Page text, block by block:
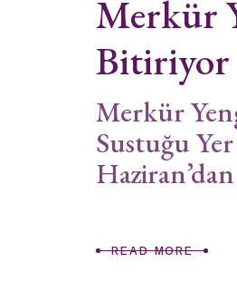
Merkür
Bitiriyor
Merkür
Sustuğu
READ MORE